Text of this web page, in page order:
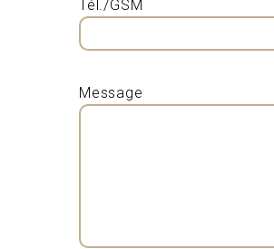
Tél./GSM
Message